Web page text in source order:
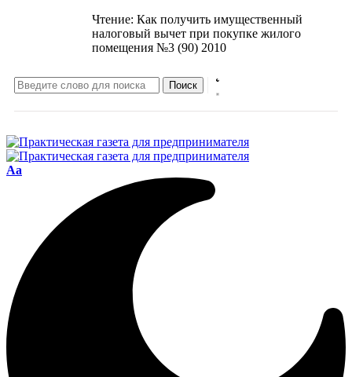
Чтение: Как получить имущественный
налоговый вычет при покупке жилого
помещения №3 (90) 2010
Aa